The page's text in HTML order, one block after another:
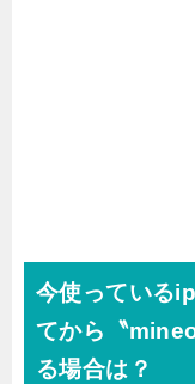
今使っている
てから〝
る場合は？